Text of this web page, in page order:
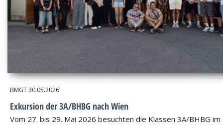
BMGT30.05.2026
Exkursion der 3A/BHBG nach Wien
Vom 27. bis 29. Mai 2026 besuchten die Klassen 3A/BHBG im